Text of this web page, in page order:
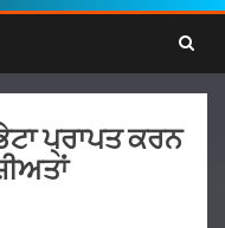
ਪ੍ਰਾਪਤ ਕਰਨ